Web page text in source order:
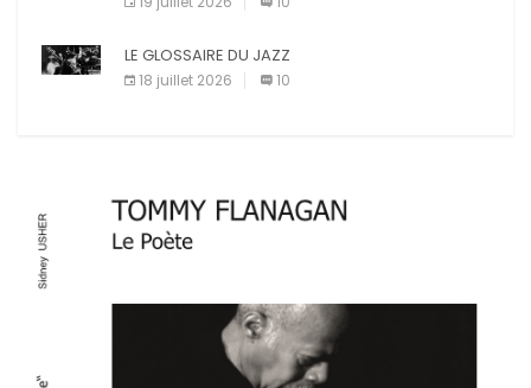
LE GLOSSAIRE DU JAZZ
18 juillet 2026 10